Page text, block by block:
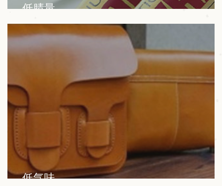
低腈量
我们的产品广泛应用于生物降解材料、色母粒、塑
料、油漆、涂料、色浆、油墨等行业。
低气味